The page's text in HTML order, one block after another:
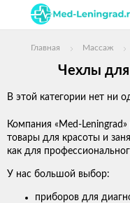
Главная Массаж
Чехлы
В этой категории нет ни
Компания «Med-
товары для красоты и
как для
У нас большой выбор:
приборов для